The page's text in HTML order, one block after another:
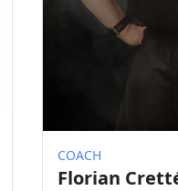
COACH
Florian